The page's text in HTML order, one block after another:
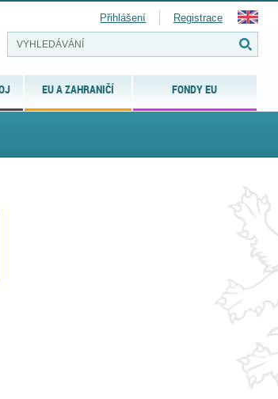
EU A ZAHRANIČÍ FONDY EU
Přihlášení Registrace